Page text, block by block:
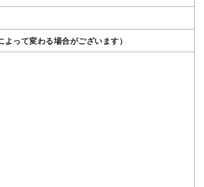
って変わる場合がございます）